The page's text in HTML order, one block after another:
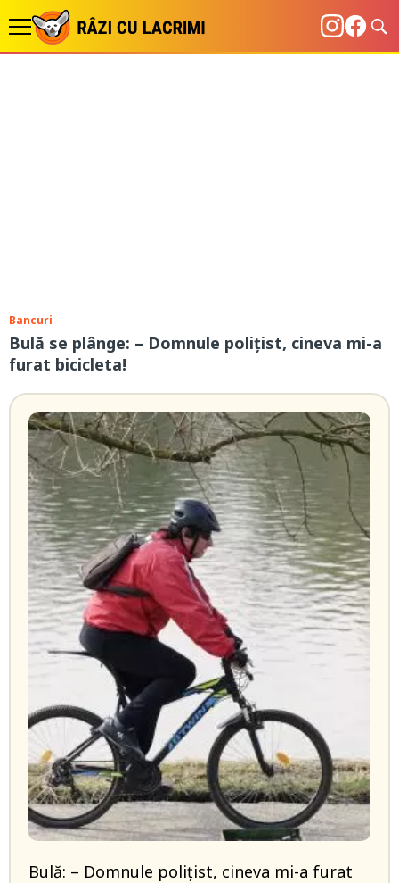
Bancuri
Bulă se plânge: – Domnule polițist, cineva mi-a
furat bicicleta!
Bulă: – Domnule polițist, cineva mi-a furat